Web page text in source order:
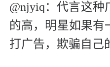
@njyiq：代言这种
的高，明星如果有
打广告，欺骗自己